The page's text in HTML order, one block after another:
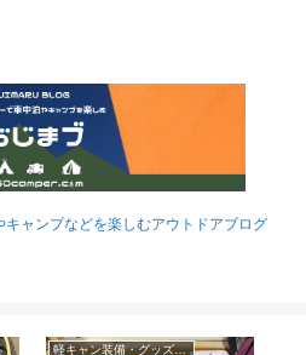
ャンプなどを楽しむアウトドアブログ
軽キャン装備・グッズなど